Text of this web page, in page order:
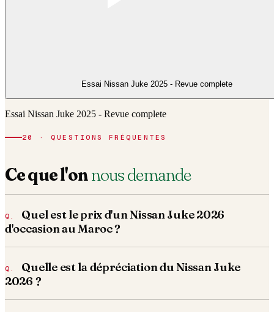
Essai Nissan Juke 2025 - Revue complete
Essai Nissan Juke 2025 - Revue complete
20 · QUESTIONS FRÉQUENTES
Ce que l'onnous demande
Quel est le prix d'un Nissan Juke 2026
d'occasion au Maroc ?
Quelle est la dépréciation du Nissan Juke
2026 ?